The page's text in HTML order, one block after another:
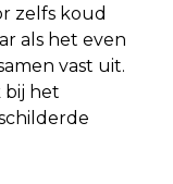
zelfs koud
als het even
vast uit.
bij het